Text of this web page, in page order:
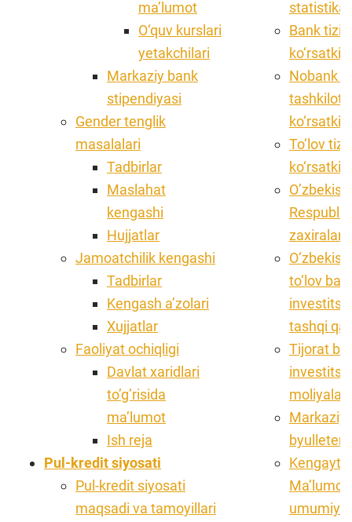
ma’lumot
O‘quv kurslari
yetakchilari
Markaziy bank
stipendiyasi
Gender tenglik
masalalari
Tadbirlar
Maslahat
kengashi
Hujjatlar
Jamoatchilik kengashi
Tadbirlar
Kengash aʼzolari
Xujjatlar
Faoliyat ochiqligi
Davlat xaridlari
toʼgʼrisida
maʼlumot
Ish reja
Pul-kredit siyosati
Pul-kredit siyosati
maqsadi va tamoyillari
statistika
Bank
Nobank
To‘lov
zaxiralari
to‘lov
tashqi
Tijorat
Markaziy
byulleteni
umumiy